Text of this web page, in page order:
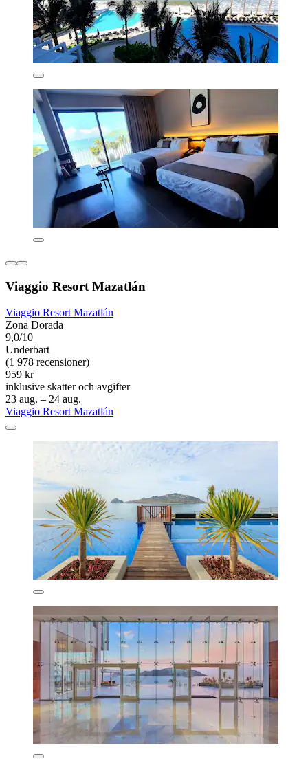
Viaggio Resort Mazatlán
Viaggio Resort Mazatlán
Zona Dorada
9,0/10
Underbart
(1 978 recensioner)
959 kr
inklusive skatter och avgifter
23 aug. – 24 aug.
Viaggio Resort Mazatlán